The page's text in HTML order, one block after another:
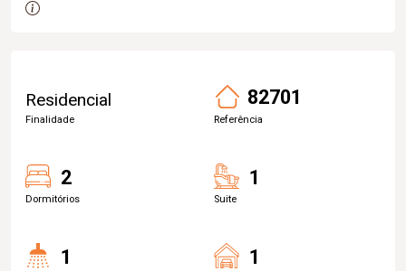
Residencial
Finalidade
82701
Referência
2
Dormitórios
1
Suite
1 1